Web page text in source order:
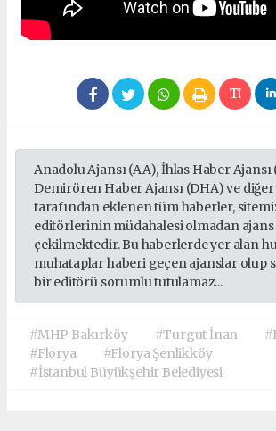
Anadolu Ajansı (AA), İhlas Haber Ajansı
Demirören Haber Ajansı (DHA) ve
tarafından eklenen tüm haberler,
editörlerinin müdahalesi olmadan
çekilmektedir. Bu haberlerde yer alan
muhataplar haberi geçen ajanslar olup
bir editörü sorumlu tutulamaz...
#MHP Bakırköy #Turgut İnan
#Florya
#Florya Şenlikköy
#İstanbul Büyükşehir Belediyesi